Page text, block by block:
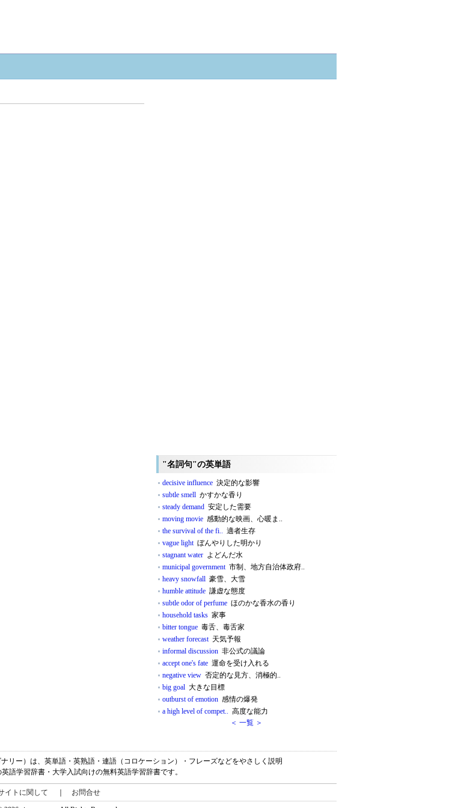
"名詞句"の英単語
decisive influence 決定的な影響
subtle smell かすかな香り
steady demand 安定した需要
moving movie 感動的な映画、心暖ま..
the survival of the fi.. 適者生存
vague lightぼんやりした明かり
stagnant water よどんだ水
municipal government市制、地方自治体政府..
heavy snowfall 豪雪、大雪
humble attitude 謙虚な態度
subtle odor of perfume ほのかな香水の香り
household tasks 家事
bitter tongue 毒舌、毒舌家
weather forecast天気予報
informal discussion 非公式の議論
accept one's fate 運命を受け入れる
negative view 否定的な見方、消極的..
big goal 大きな目標
outburst of emotion 感情の爆発
a high level of compet.. 高度な能力
＜ 一覧 ＞
ナリー）は、英単語・英熟語・連語（コロケーション）・フレーズなどをやさしく説明
語学習辞書・大学入試向けの無料英語学習辞書です。
イトに関して お問合せ